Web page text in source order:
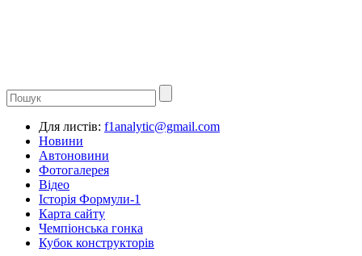
Для листів: f1analytic@gmail.com
Новини
Автоновини
Фотогалерея
Відео
Історія Формули-1
Карта сайту
Чемпіонська гонка
Кубок конструкторів